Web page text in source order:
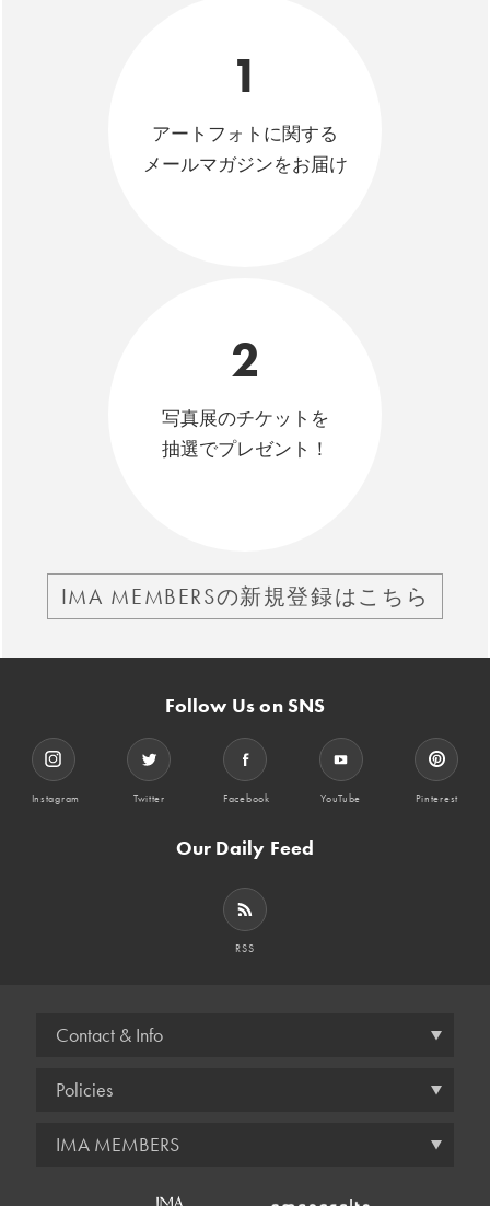
1
アートフォトに関する
メールマガジンをお届け
2
写真展のチケットを
抽選でプレゼント！
IMA MEMBERSの新規登録はこちら
Follow Us on SNS
Instagram Twitter Facebook YouTube Pinterest
Our Daily Feed
RSS
Contact & Info
Policies
IMA MEMBERS